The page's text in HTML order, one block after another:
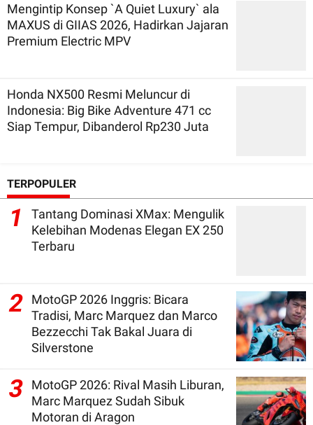
Mengintip Konsep `A Quiet Luxury` ala
MAXUS di GIIAS 2026, Hadirkan Jajaran
Premium Electric MPV
Honda NX500 Resmi Meluncur di
Indonesia: Big Bike Adventure 471 cc
Siap Tempur, Dibanderol Rp230 Juta
TERPOPULER
1
Tantang Dominasi XMax: Mengulik
Kelebihan Modenas Elegan EX 250
Terbaru
2
MotoGP 2026 Inggris: Bicara
Tradisi, Marc Marquez dan Marco
Bezzecchi Tak Bakal Juara di
Silverstone
3
MotoGP 2026: Rival Masih Liburan,
Marc Marquez Sudah Sibuk
Motoran di Aragon